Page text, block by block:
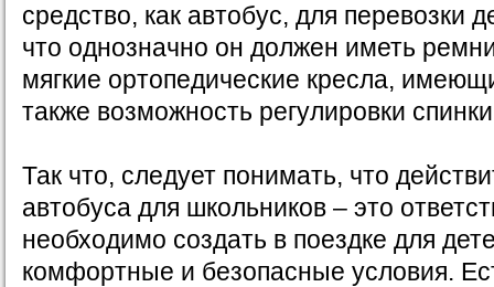
средство, как автобус, для перевозки
что однозначно он должен иметь
мягкие ортопедические кресла,
также возможность регулировки
Так что, следует понимать, что
автобуса для школьников – это
необходимо создать в поездке для
комфортные и безопасные условия.